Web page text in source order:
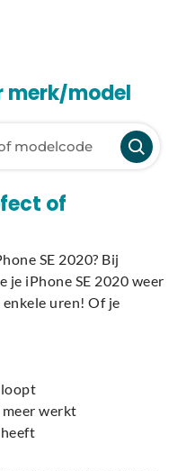
merk/model
of
SE 2020? Bij
je iPhone SE 2020 weer
uren! Of je
werkt